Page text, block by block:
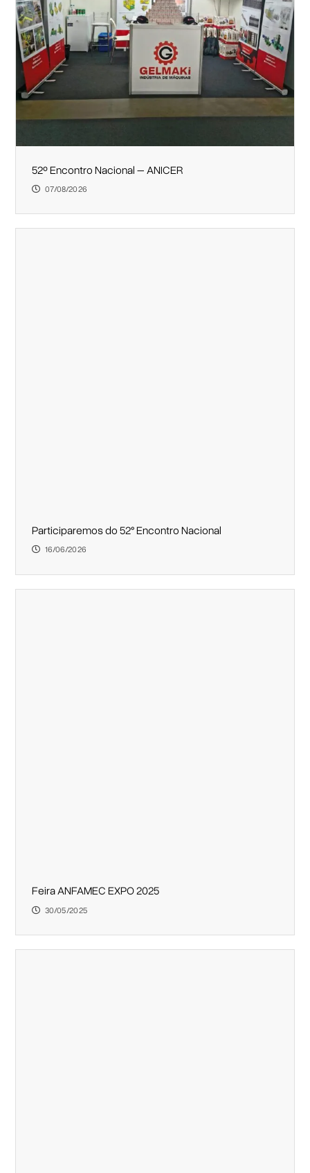
52º Encontro Nacional – ANICER
07/08/2026
Participaremos do 52° Encontro Nacional
16/06/2026
Feira ANFAMEC EXPO 2025
30/05/2025